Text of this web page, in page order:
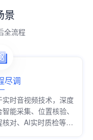
景
全流程
尽调
实时音视频技术，深度
能采集、位置核验、
核对、AI实时质检等功